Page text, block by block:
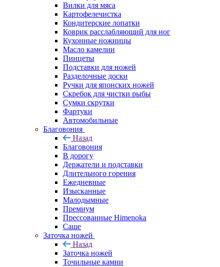
Вилки для мяса
Картофелечистка
Кондитерские лопатки
Коврик расслабляющий для ног
Кухонные ножницы
Масло камелии
Пинцеты
Подставки для ножей
Разделочные доски
Ручки для японских ножей
Скребок для чистки рыбы
Сумки скрутки
Фартуки
Автомобильные
Благовония
Назад
Благовония
В дорогу
Держатели и подставки
Длительного горения
Ежедневные
Изысканные
Малодымные
Премиум
Прессованные Himenoka
Саше
Заточка ножей
Назад
Заточка ножей
Точильные камни